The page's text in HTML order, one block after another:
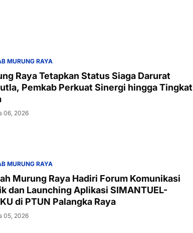
MURUNG RAYA
Raya Tetapkan Status Siaga Darurat
Pemkab Perkuat Sinergi hingga Tingkat
06, 2026
MURUNG RAYA
Murung Raya Hadiri Forum Komunikasi
dan Launching Aplikasi SIMANTUEL-
di PTUN Palangka Raya
05, 2026